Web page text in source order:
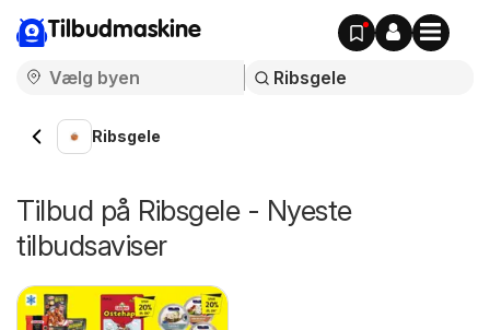
Tilbudmaskine
Ribsgele
Tilbud på Ribsgele - Nyeste
tilbudsaviser